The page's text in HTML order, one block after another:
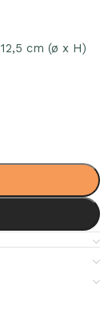
cm (ø x H)